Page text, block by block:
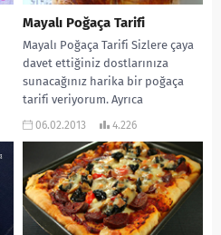
Mayalı Poğaça Tarifi
Mayalı Poğaça Tarifi Sizlere çaya
davet ettiğiniz dostlarınıza
sunacağınız harika bir poğaça
tarifi veriyorum. Ayrıca
çocuklarınıza yapıp, arasına
06.02.2013 4.226